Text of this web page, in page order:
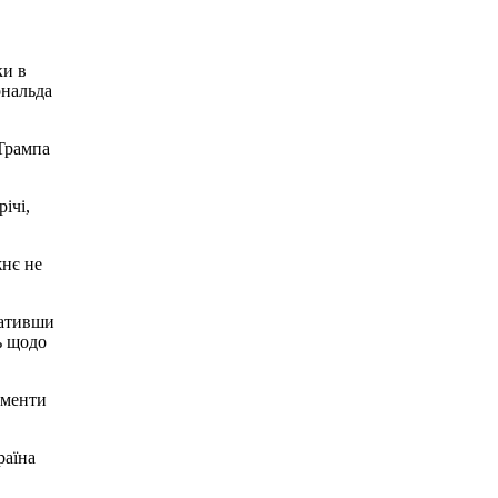
в
не
щодо